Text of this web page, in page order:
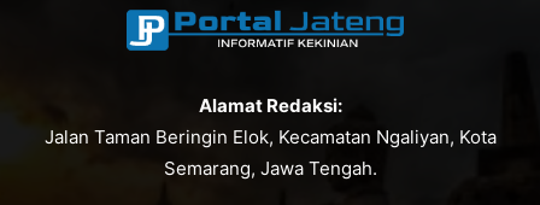
Alamat Redaksi:
Jalan Taman Beringin Elok, Kecamatan Ngaliyan, Kota
Semarang, Jawa Tengah.